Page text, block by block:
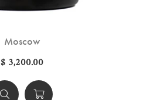
Moscow
$ 3,200.00